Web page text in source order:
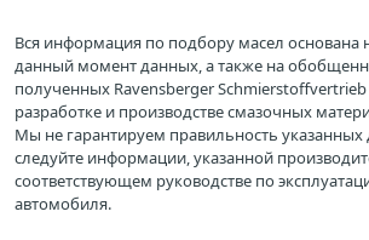
Вся информация по подбору масел
данный момент данных, а также на
полученных Ravensberger
разработке и производстве смазочных
Мы не гарантируем правильность указанных
следуйте информации, указанной
соответствующем руководстве по
автомобиля.